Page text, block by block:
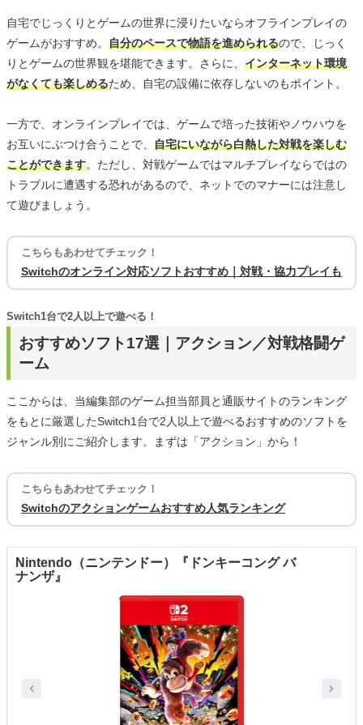
自宅でじっくりとゲームの世界に浸りたいならオフラインプレイの
ゲームがおすすめ。 自分のペースで物語を進められるので、じっく
りとゲームの世界観を堪能できます。さらに、 インターネット環境
がなくても楽しめるため、自宅の設備に依存しないのもポイント。
一方で、オンラインプレイでは、ゲームで培った技術やノウハウを
お互いにぶつけ合うことで、 自宅にいながら白熱した対戦を楽しむ
ことができます。ただし、対戦ゲームではマルチプレイならではの
トラブルに遭遇する恐れがあるので、ネットでのマナーには注意し
て遊びましょう。
こちらもあわせてチェック！
Switchのオンライン対応ソフトおすすめ｜対戦・協力プレイも
おすすめソフト17選｜アクション／対戦格闘ゲ
ーム
Switch1台で2人以上で遊べる！
ここからは、当編集部のゲーム担当部員と通販サイトのランキング
をもとに厳選したSwitch1台で2人以上で遊べるおすすめのソフトを
ジャンル別にご紹介します。まずは「アクション」から！
こちらもあわせてチェック！
Switchのアクションゲームおすすめ人気ランキング
Nintendo（ニンテンドー）『ドンキーコング バ
ナンザ』